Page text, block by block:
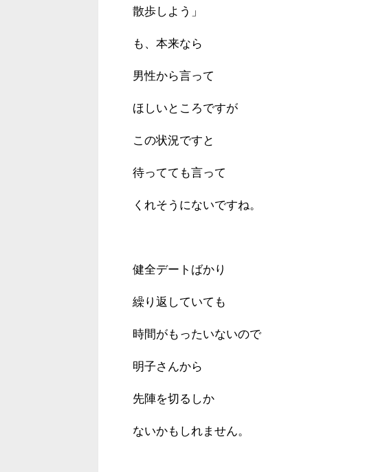
散歩しよう」
も、本来なら
男性から言って
ほしいところですが
この状況ですと
待ってても言って
くれそうにないですね。
健全デートばかり
繰り返していても
時間がもったいないので
明子さんから
先陣を切るしか
ないかもしれません。